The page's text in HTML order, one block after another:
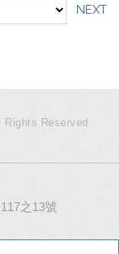
NEXT
Reserved
之13號